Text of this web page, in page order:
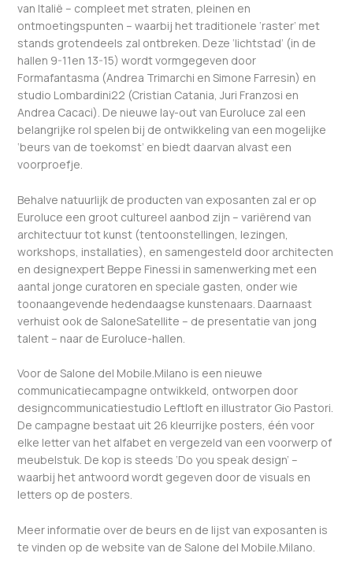
van Italië – compleet met straten, pleinen en
ontmoetingspunten – waarbij het traditionele ‘raster’ met
stands grotendeels zal ontbreken. Deze ‘lichtstad’ (in de
hallen 9-11en 13-15) wordt vormgegeven door
Formafantasma (Andrea Trimarchi en Simone Farresin) en
studio Lombardini22 (Cristian Catania, Juri Franzosi en
Andrea Cacaci). De nieuwe lay-out van Euroluce zal een
belangrijke rol spelen bij de ontwikkeling van een mogelijke
‘beurs van de toekomst’ en biedt daarvan alvast een
voorproefje.
Behalve natuurlijk de producten van exposanten zal er op
Euroluce een groot cultureel aanbod zijn – variërend van
architectuur tot kunst (tentoonstellingen, lezingen,
workshops, installaties), en samengesteld door architecten
en designexpert Beppe Finessi in samenwerking met een
aantal jonge curatoren en speciale gasten, onder wie
toonaangevende hedendaagse kunstenaars. Daarnaast
verhuist ook de SaloneSatellite – de presentatie van jong
talent – naar de Euroluce-hallen.
Voor de Salone del Mobile.Milano is een nieuwe
communicatiecampagne ontwikkeld, ontworpen door
designcommunicatiestudio Leftloft en illustrator Gio Pastori.
De campagne bestaat uit 26 kleurrijke posters, één voor
elke letter van het alfabet en vergezeld van een voorwerp of
meubelstuk. De kop is steeds ‘Do you speak design’ –
waarbij het antwoord wordt gegeven door de visuals en
letters op de posters.
Meer informatie over de beurs en de lijst van exposanten is
te vinden op de website van de Salone del Mobile.Milano.